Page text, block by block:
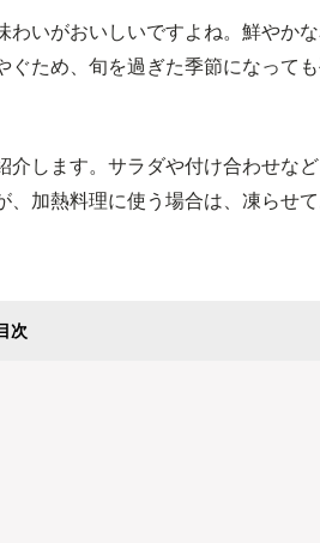
いがおいしいですよね。鮮やか
ため、旬を過ぎた季節になって
します。サラダや付け合わせな
加熱料理に使う場合は、凍らせ
次